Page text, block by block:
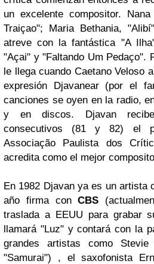
un excelente compositor.
Traiçao"; Maria Bethania,
atreve con la fantástica "A
"Açai" y "Faltando Um Pedaço".
le llega cuando Caetano Veloso
expresión Djavanear(por el
canciones se oyen en la radio,
y en discos. Djavan
consecutivos (81 y 82) el
Associação Paulista dos
acredita como el mejor
En 1982 Djavanya es un artista
año firma conCBS
traslada a EEUU para grabar
llamará "Luz" y contará con la
grandes artistas como Stevie
"Samurai") , el saxofonista